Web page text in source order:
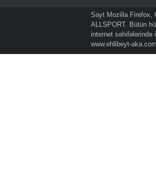
Sayt Mozilla Firefox,
ALLSPORT. Bütün
internet səhifələrində
www.ehlibeyt-aka.com